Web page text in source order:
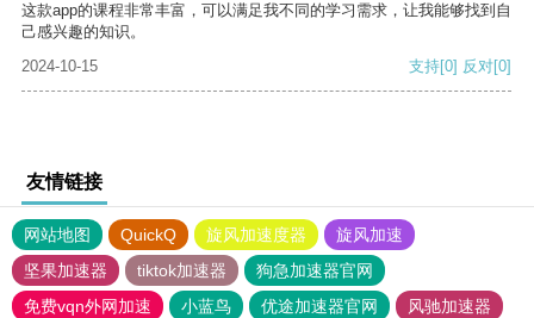
这款app的课程非常丰富，可以满足我不同的学习需求，让我能够找到自
己感兴趣的知识。
2024-10-15
支持[0] 反对[0]
友情链接
网站地图 QuickQ 旋风加速度器
旋风加速
坚果加速器
tiktok加速器
狗急加速器官网
免费vqn外网加速
小蓝鸟 优途加速器官网
风驰加速器